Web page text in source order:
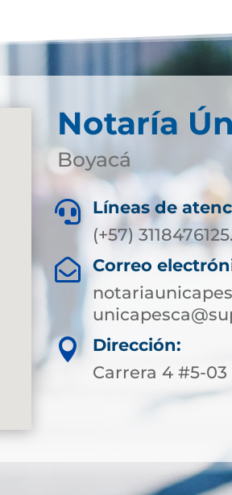
Notaría
Boyacá

Líneas de
(+57) 3118476125.
 Correo

Dirección:
Carrera 4 #5-03